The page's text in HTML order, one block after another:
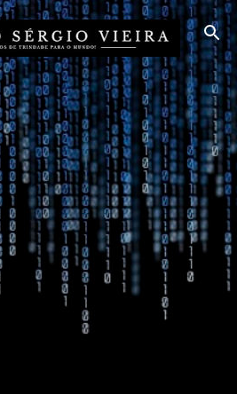
o conteúdo principal